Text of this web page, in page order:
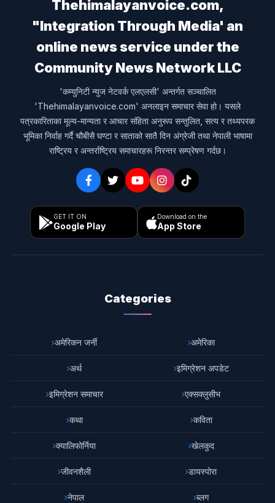
Thehimalayanvoice.com,
"Integration Through Media' an
online news service under the
Community News Network LLC
'कम्युनिटी न्युज नेटवर्क एलएलसी' अन्तर्गत सञ्चालित
'Thehimalayanvoice.com' अनलाइन समाचार सेवा हो। यसले
पत्रकारिताका मूल्य-मान्यता र आचार संहिता अनुरूप सन्तुलित, सत्य र तथ्यपरक
भूमिका निर्वाह गर्दै चौबीसै घण्टा र साताको सातै दिन अंग्रेजी तथा नेपाली भाषामा
राष्ट्रिय र अन्तर्राष्ट्रिय समाचारहरू निरन्तर सम्प्रेषण गर्दछ।
GET IT ON
Google Play
Download on the
App Store
Categories
अमेरिकन जर्नी अमेरिका
अर्थ इमिग्रेशन अपडेट
इमिग्रेशन समाचार एक्सक्लुसीभ
कथा कविता
क्यालिफोर्निया खेलकुद
जीवनशैली डायस्पोरा
नेपाल ब्लग